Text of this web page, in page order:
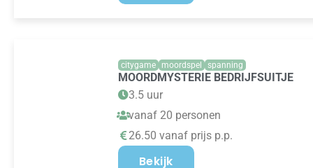
citygame moordspel spanning
MOORDMYSTERIE BEDRIJFSUITJE
3.5 uur
vanaf 20 personen
26.50 vanaf prijs p.p.
Bekijk